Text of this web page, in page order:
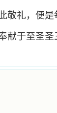
敬礼，便
献于至圣